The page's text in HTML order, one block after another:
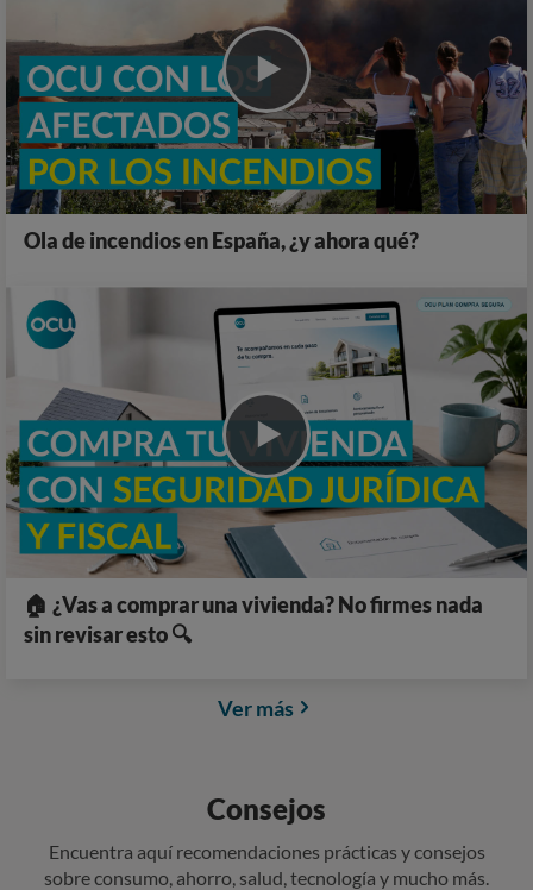
Ola de incendios en España, ¿y ahora qué?
🏠 ¿Vas a comprar una vivienda? No firmes nada
sin revisar esto 🔍
Ver más
Consejos
Encuentra aquí recomendaciones prácticas y consejos
sobre consumo, ahorro, salud, tecnología y mucho más.